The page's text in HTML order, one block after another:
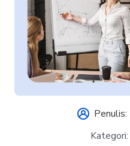
Penulis:
Kategori: